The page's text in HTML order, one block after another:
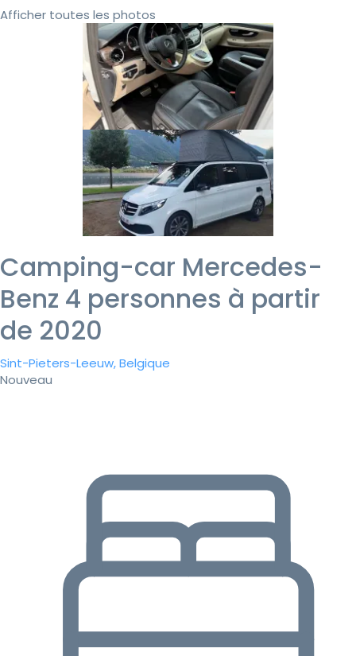
Afficher toutes les photos
Camping-car Mercedes-
Benz 4 personnes à partir
de 2020
Sint-Pieters-Leeuw, Belgique
Nouveau